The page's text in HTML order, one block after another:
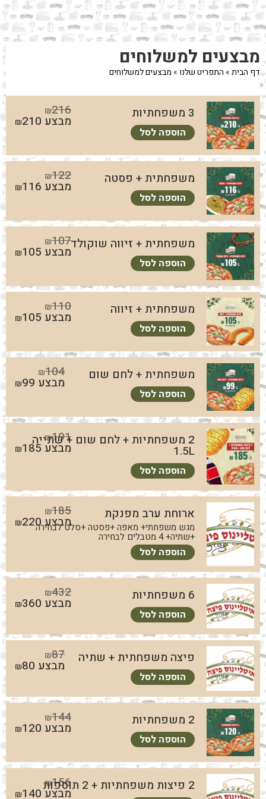
דלג
לתוכן
המרכזי
לתפריט
הקטגוריות
לרשימת
המוצרים
להודעות
תפריט
מבצעים למשלוחים
דף הבית»התפריט שלנו»מבצעים למשלוחים
3 משפחתיות 216
₪
מבצע 210
₪
הוספה לסל
משפחתית + פסטה 122
₪
מבצע 116
₪
הוספה לסל
משפחתית + זיווה שוקולד107
₪
מבצע 105
₪
הוספה לסל
משפחתית + זיווה 110
₪
מבצע 105
₪
הוספה לסל
משפחתית + לחם שום 104
₪
מבצע 99
₪
הוספה לסל
2 משפחתיות + לחם שום + שתייה
1.5L
191
₪
מבצע 185
₪
הוספה לסל
ארוחת ערב מפנקת 185
₪
מבצע220
₪ מגש משפחתי+ מאפה +פסטה +סלט לבחירה
+שתיה+ 4 מטבלים לבחירה
הוספה לסל
6 משפחתיות 432
₪
מבצע 360
₪
הוספה לסל
פיצה משפחתית + שתיה 87
₪
מבצע 80
₪
הוספה לסל
2 משפחתיות 144
₪
מבצע 120
₪
הוספה לסל
2 פיצות משפחתיות + 2 תוספות 156
₪
מבצע 140
₪